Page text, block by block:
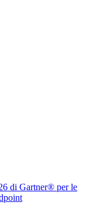
di Gartner® per le